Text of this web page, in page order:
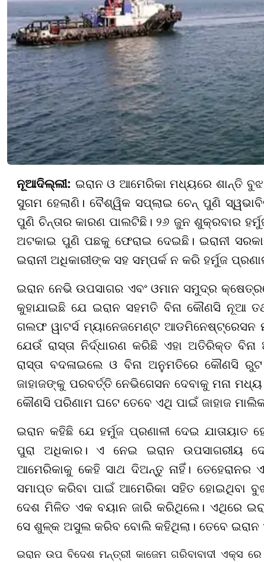
ନୂଆଦିଲ୍ଲୀ: ଇରାନ ଓ ଆମେରିକା ମଧ୍ୟରେ ଶାନ୍ତି
ସୁଗମ ହେଲାଣି। ବୈଶ୍ୱିକ ସପ୍ଲାଇ ଚେନ୍ ପୁଣି
ପୁଣି ଚିନ୍ତାର କାରଣ ପାଲଟିଛି। ୨୬ ଜୁନ ଶୁକ୍ରବାର
ଅଟକାଇ ପୁଣି ପଛକୁ ଫେରାଇ ଦେଇଛି। ଇରାନୀ
ଇରାନୀ ଅଧିକାରୀଙ୍କ ସହ ସମ୍ପର୍କ ନ କରି ହର୍ମୁଜ
ଇରାନ ନେଭି ଉପସାଗର ଏବଂ ଓମାନ ସମୁଦ୍ର
କୁହାଯାଇଛି ଯେ ଇରାନ ସହମତି ବିନା କୌଣସି ନୂଆ
ଗଲଫ ୱାଟର୍ସ ମ୍ୟାନେଜମେଣ୍ଟ ଆଡମିନେଷ୍ଟ୍ରେସନ
ଯେଉଁ ରାସ୍ତା ନିର୍ଦ୍ଧାରଣ କରିଛି ଏହା ଅତିରିକ୍ତ
ରାସ୍ତା ବଦଳାଇଲେ ଓ ବିନା ଅନୁମତିରେ କୌଣସି
ଜାହାଜଙ୍କୁ ପରବର୍ତ୍ତି ନେଭିଗେସନ ଦେବାକୁ ମନା
କୌଣସି ପରିଣାମ ଘଟେ ତେବେ ଏଥି ପାଇଁ ଜାହାଜ
ଇରାନ କହିଛି ଯେ ହର୍ମୁଜ ପ୍ରଣାଳୀ ଦେଇ
ପୁରା ଅଧିକାର। ଏ ନେଇ ଇରାନ ଉପସାଗରୀୟ
ଆମେରିକାକୁ କେହି ସାଥ ଦିଅନ୍ତୁ ନାହିଁ।
ସମାପ୍ତ କରିବା ପାଇଁ ଆମେରିକା ସହିତ ହୋଇଥିବା
ଦେଶ ମିଳିତ ଏକ ବୟାନ ଜାରି କରିଥିଲେ। ଏଥିରେ
ସେ ଶୁଳ୍କ ଅସୁଲ କରିବ ବୋଲି କହିଥିଲା। ତେବେ ଇରାନ
ଇରାନ ଉପ ବିଦେଶ ମନ୍ତ୍ରୀ କାଜେମ ଗରିବାବାଦୀ ଏକ୍ସ